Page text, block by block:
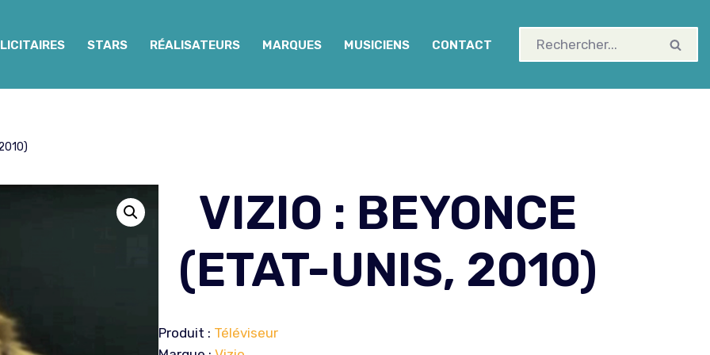
STARS RÉALISATEURS MARQUES MUSICIENS CONTACT
VIZIO : BEYONCE
(ETAT-UNIS, 2010)
Produit : Téléviseur